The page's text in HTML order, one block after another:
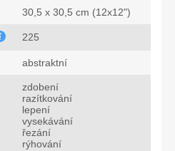
30,5 x 30,5 cm (12x12")
225
abstraktní
zdobení
razítkování
lepení
vysekávání
řezání
rýhování